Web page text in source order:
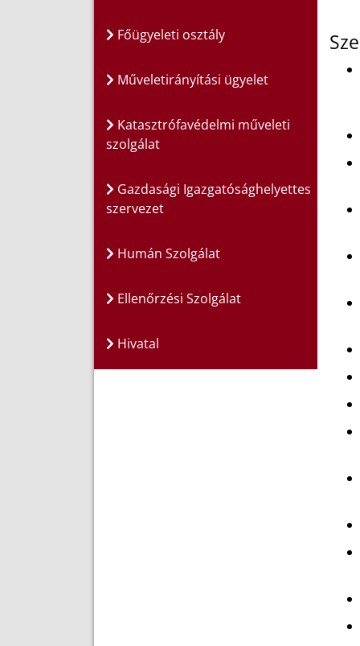
Főügyeleti osztály
Műveletirányítási ügyelet
Katasztrófavédelmi műveleti
szolgálat
Gazdasági Igazgatósághelyettes
szervezet
Humán Szolgálat
Ellenőrzési Szolgálat
Hivatal